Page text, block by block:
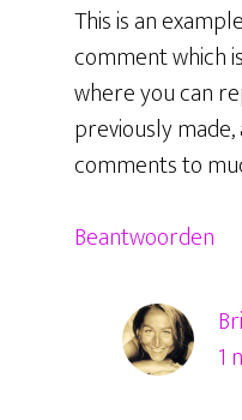
This is an
comment which
where you can
previously
comments to
Beantwoorden
1